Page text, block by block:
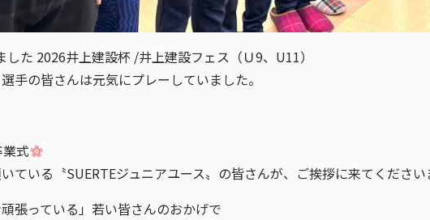
た 2026井上建設杯 /井上建設フェス（Ｕ9、U11）
手の皆さんは元気にプレーしていました。
式
ている〝SUERTEジュニアユース〟の皆さんが、ご挨拶に来てくださ
張っている」若い皆さんのおかげで